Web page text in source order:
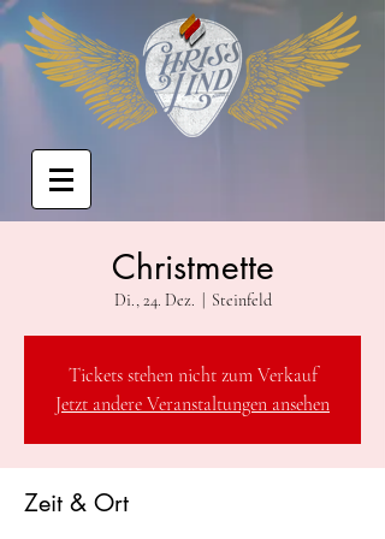
Christmette
Di., 24. Dez. Steinfeld
Tickets stehen nicht zum Verkauf
Jetzt andere Veranstaltungen ansehen
Zeit & Ort